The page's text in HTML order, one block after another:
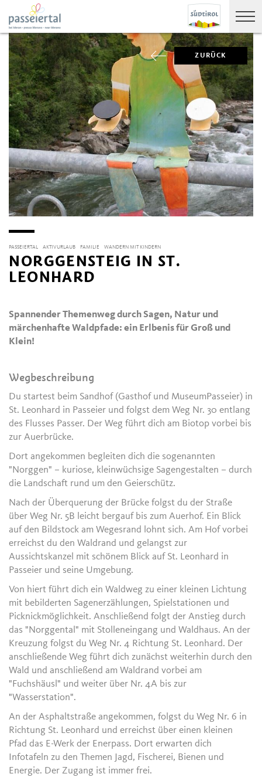
ZURÜCK
PASSEIERTAL AKTIVURLAUB FAMILIE WANDERN MIT KINDERN
NORGGENSTEIG IN ST.
LEONHARD
Spannender Themenweg durch Sagen, Natur und
märchenhafte Waldpfade: ein Erlbenis für Groß und
Klein!
Wegbeschreibung
Du startest beim Sandhof (Gasthof und MuseumPasseier) in
St. Leonhard in Passeier und folgst dem Weg Nr. 30 entlang
des Flusses Passer. Der Weg führt dich am Biotop vorbei bis
zur Auerbrücke.
Dort angekommen begleiten dich die sogenannten
"Norggen" – kuriose, kleinwüchsige Sagengestalten – durch
die Landschaft rund um den Geierschütz.
Nach der Überquerung der Brücke folgst du der Straße
über Weg Nr. 5B leicht bergauf bis zum Auerhof. Ein Blick
auf den Bildstock am Wegesrand lohnt sich. Am Hof vorbei
erreichst du den Waldrand und gelangst zur
Aussichtskanzel mit schönem Blick auf St. Leonhard in
Passeier und seine Umgebung.
Von hiert führt dich ein Waldweg zu einer kleinen Lichtung
mit bebilderten Sagenerzählungen, Spielstationen und
Picknickmöglichkeit. Anschließend folgt der Anstieg durch
das "Norggental" mit Stolleneingang und Waldhaus. An der
Kreuzung folgst du Weg Nr. 4 Richtung St. Leonhard. Der
anschließende Weg führt dich zunächst weiterhin durch den
Wald und anschließend am Waldrand vorbei am
"Fuchshäusl" und weiter über Nr. 4A bis zur
"Wasserstation".
An der Asphaltstraße angekommen, folgst du Weg Nr. 6 in
Richtung St. Leonhard und erreichst über einen kleinen
Pfad das E-Werk der Enerpass. Dort erwarten dich
Infotafeln zu den Themen Jagd, Fischerei, Bienen und
Energie. Der Zugang ist immer frei.